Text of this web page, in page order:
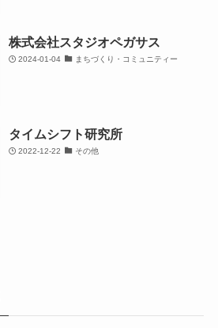
株式会社スタジオペガサス
2024-01-04 まちづくり・コミュニティー
タイムシフト研究所
2022-12-22 その他